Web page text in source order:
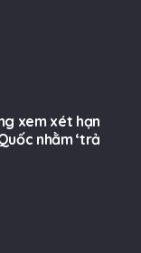
xem xét hạn
nhằm ‘trả